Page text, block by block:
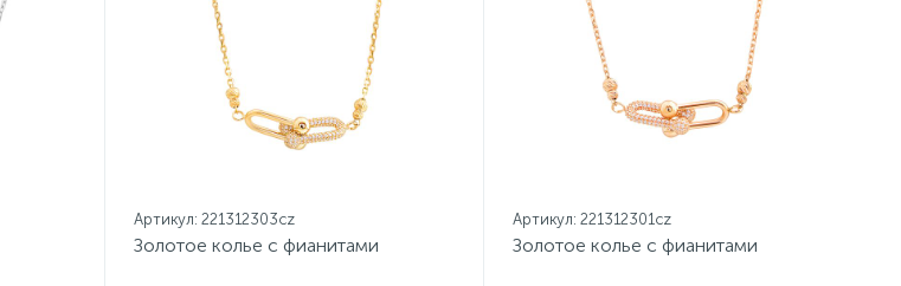
Артикул: 221312303cz
Золотое колье с фианитами
Артикул: 221312301cz
Золотое колье с фианитами